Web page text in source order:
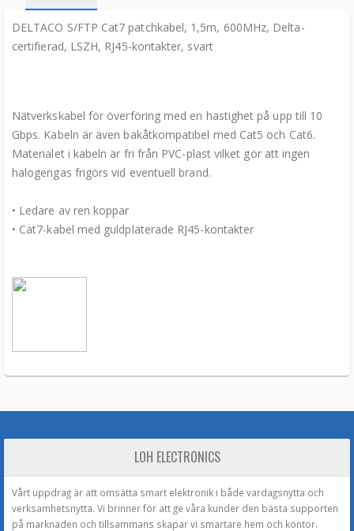
DELTACO S/FTP Cat7 patchkabel, 1,5m, 600MHz, Delta-
certifierad, LSZH, RJ45-kontakter, svart
Nätverkskabel för överföring med en hastighet på upp till 10
Gbps. Kabeln är även bakåtkompatibel med Cat5 och Cat6.
Materialet i kabeln är fri från PVC-plast vilket gör att ingen
halogengas frigörs vid eventuell brand.
• Ledare av ren koppar
• Cat7-kabel med guldpläterade RJ45-kontakter
LOH ELECTRONICS
Vårt uppdrag är att omsätta smart elektronik i både vardagsnytta och
verksamhetsnytta. Vi brinner för att ge våra kunder den bästa supporten
på marknaden och tillsammans skapar vi smartare hem och kontor.